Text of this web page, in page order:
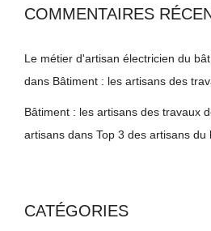
COMMENTAIRES
Le métier d'artisan électricien du
dans Bâtiment : les artisans des
Bâtiment : les artisans des travaux
artisans dans Top 3 des artisans du
CATÉGORIES